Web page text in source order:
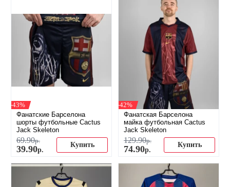
-43%
Фанатские Барселона
шорты футбольные Cactus
Jack Skeleton
69.90р.
39.90р.
Купить
-42%
Фанатская Барселона
майка футбольная Cactus
Jack Skeleton
129.90р.
74.90р.
Купить